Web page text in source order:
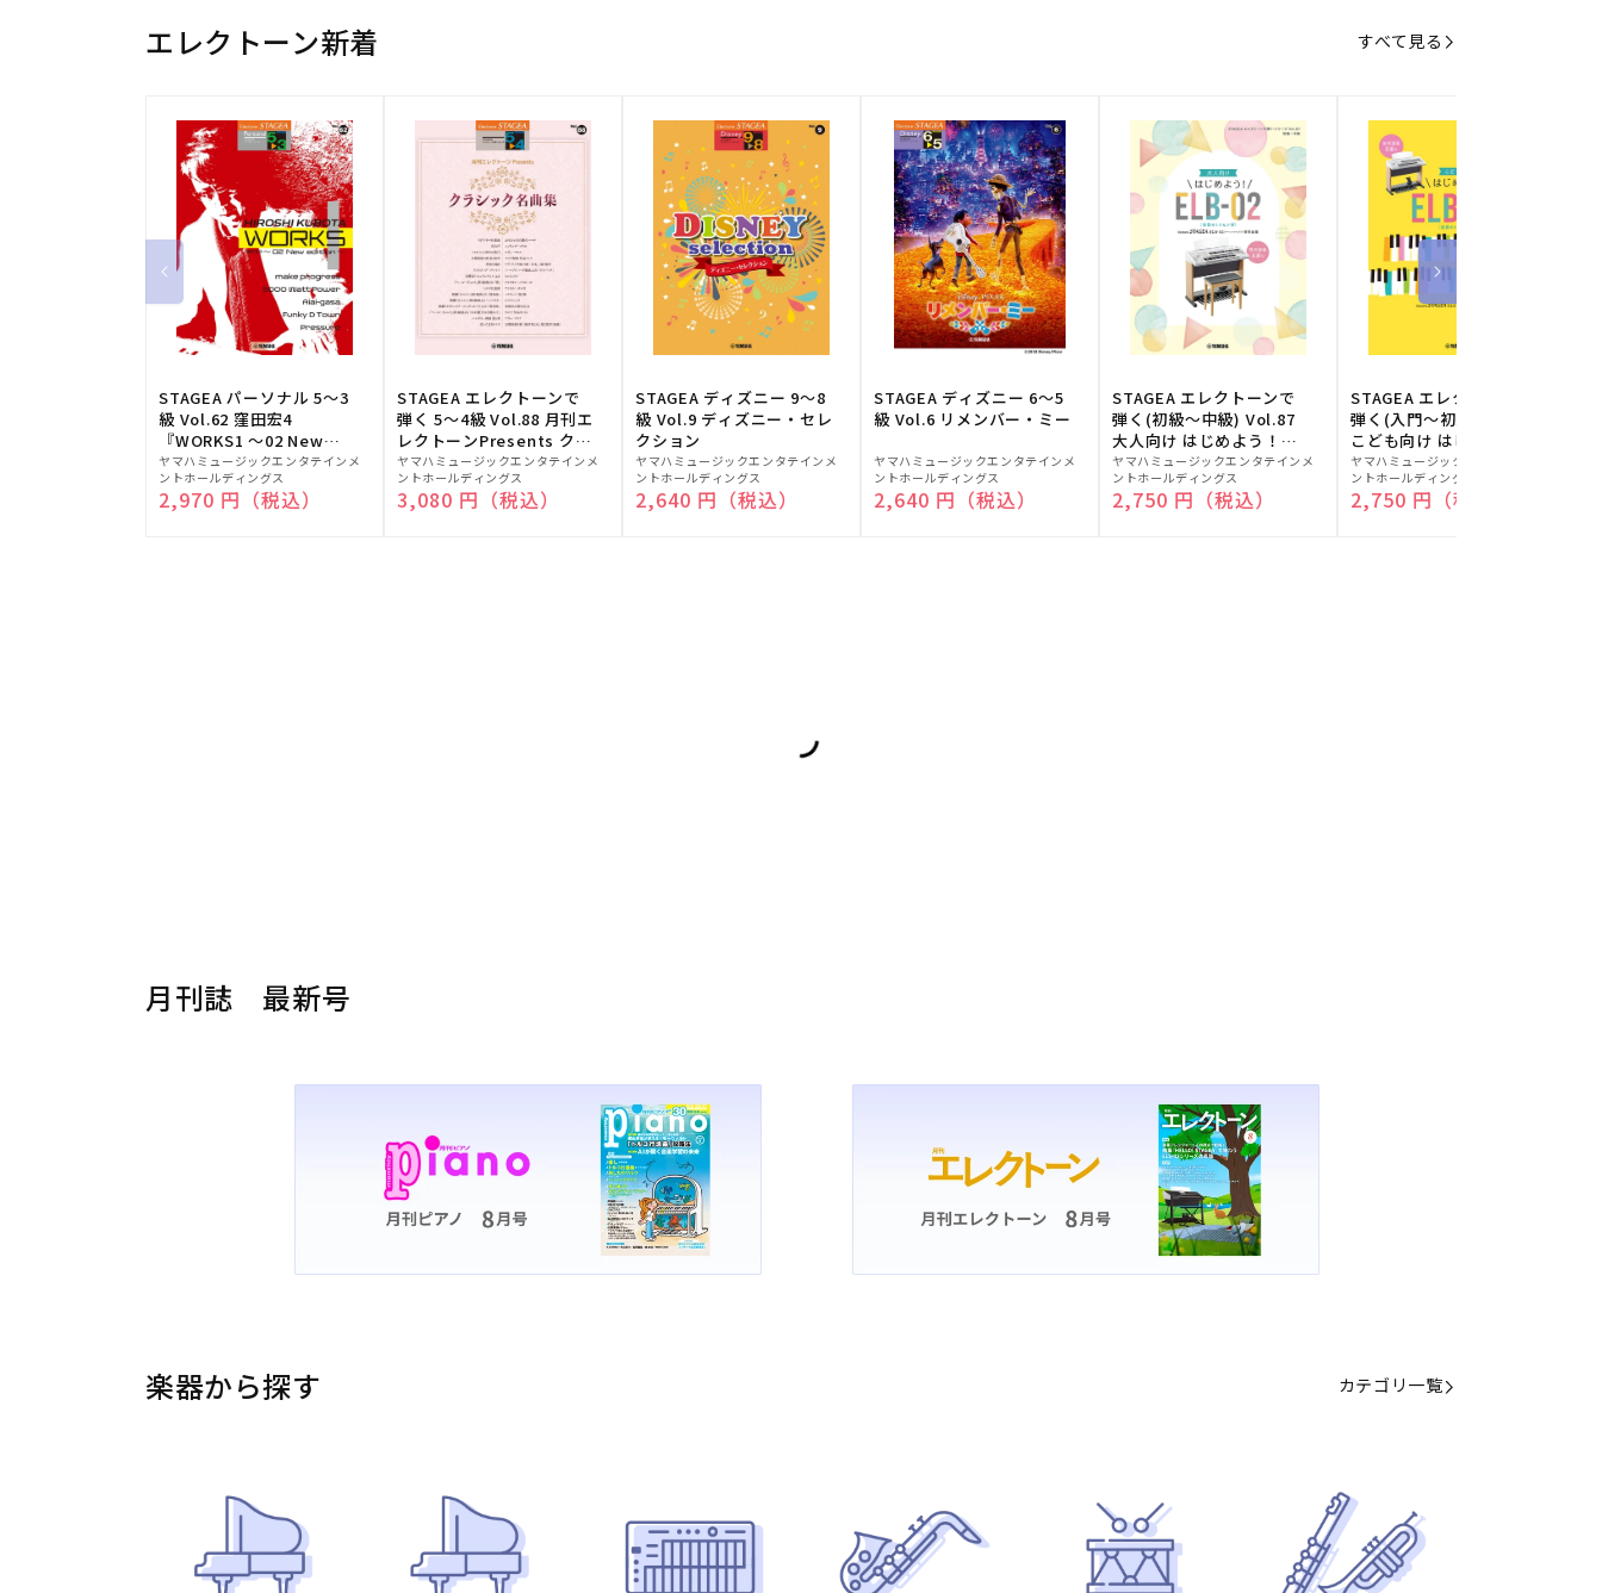
エレクトーン新着 すべて見る
STAGEA パーソナル 5～3
級 Vol.62 窪田宏4
『WORKS1 ～02 New
edition～』
販
売
元:
ヤマハミュージックエンタテインメ
ントホールディングス
通常価格
2,970 円（税込）
STAGEA エレクトーンで
弾く 5～4級 Vol.88 月刊エ
レクトーンPresents クラ
シック名曲集
販
売
元:
ヤマハミュージックエンタテインメ
ントホールディングス
通常価格
3,080 円（税込）
STAGEA ディズニー 9～8
級 Vol.9 ディズニー・セレ
クション
販
売
元:
ヤマハミュージックエンタテインメ
ントホールディングス
通常価格
2,640 円（税込）
STAGEA ディズニー 6～5
級 Vol.6 リメンバー・ミー
販
売
元:
ヤマハミュージックエンタテインメ
ントホールディングス
通常価格
2,640 円（税込）
STAGEA エレクトーンで
弾く(初級～中級) Vol.87
大人向け はじめよう！
ELB-02(楽器のトリセツ
付)
販
売
元:
ヤマハミュージックエンタテインメ
ントホールディングス
通常価格
2,750 円（税込）
STAGEA エレクトーンで
弾く(入門～初級) Vol.86
こども向け はじめよう！
ELB-02(楽器のトリセツ
付)
販
売
元:
ヤマハミュージックエンタテインメ
ントホールディングス
通常価格
2,750 円（税込）
月刊誌 最新号
楽器から探す カテゴリ一覧